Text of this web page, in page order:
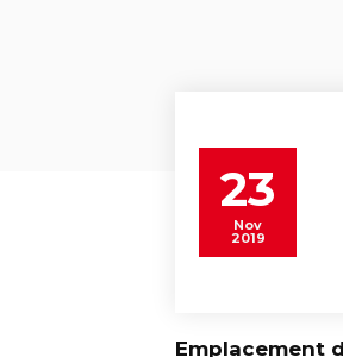
23
Nov
2019
Emplacement